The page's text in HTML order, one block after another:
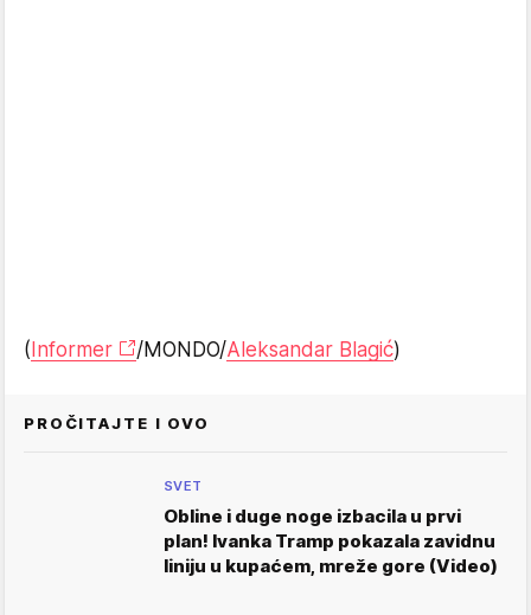
(Informer /MONDO/Aleksandar Blagić)
PROČITAJTE I OVO
SVET
Obline i duge noge izbacila u prvi
plan! Ivanka Tramp pokazala zavidnu
liniju u kupaćem, mreže gore (Video)